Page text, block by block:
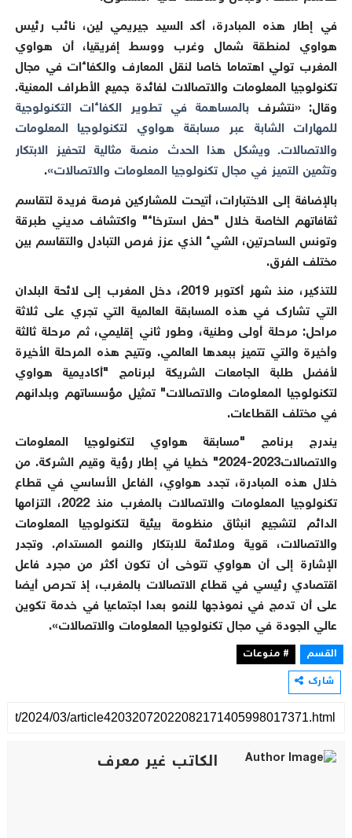
في إطار هذه المبادرة، أكد السيدجيريمي لين، نائب رئيس
هواوي لمنطقة شمال وغرب ووسط إفريقيا، أن هواوي
المغرب تولي اهتماما خاصا لنقل المعارف والكفاءات في مجال
تكنولوجيا المعلومات والاتصالات لفائدة جميع الأطراف المعنية.
وقال: «نتشرف بالمساهمة في تطوير الكفاءات التكنولوجية
للمهارات الشابة عبر مسابقة هواوي لتكنولوجيا المعلومات
والاتصالات. ويشكل هذا الحدث منصة مثالية لتحفيز الابتكار
وتثمين التميز في مجال تكنولوجيا المعلومات والاتصالات».
بالإضافة إلى الاختبارات، أتيحت للمشاركين فرصة فريدة لتقاسم
ثقافاتهم الخاصة خلال "حفل استرخاء" واكتشاف مديني طبرقة
وتونس الساحرتين، الشيء الذي عزز فرص التبادل والتقاسم بين
مختلف الفرق.
للتذكير، منذ شهر أكتوبر2019، دخل المغرب إلى لائحة البلدان
التي تشارك في هذه المسابقة العالمية التي تجري على ثلاثة
مراحل: مرحلة أولى وطنية، وطور ثاني إقليمي، ثم مرحلة ثالثة
وأخيرة والتي تتميز ببعدها العالمي. وتتيح هذه المرحلة الأخيرة
لأفضل طلبة الجامعات الشريكة لبرنامج "أكاديمية هواوي
لتكنولوجيا المعلومات والاتصالات" تمثيل مؤسساتهم وبلدانهم
في مختلف القطاعات.
يندرج برنامج "مسابقة هواوي لتكنولوجيا المعلومات
والاتصالات2023
-
2024" خطيا في إطار رؤية وقيم الشركة. من
خلال هذه المبادرة، تجدد هواوي، الفاعل الأساسي في قطاع
تكنولوجيا المعلومات والاتصالات بالمغرب منذ2022، التزامها
الدائم لتشجيع انبثاق منظومة بيئية لتكنولوجيا المعلومات
والاتصالات، قوية وملائمة للابتكار والنمو المستدام. وتجدر
الإشارة إلى أن هواوي تتوخى أن تكون أكثر من مجرد فاعل
اقتصادي رئيسي في قطاع الاتصالات بالمغرب، إذ تحرص أيضا
على أن تدمج في نموذجها للنمو بعدا اجتماعيا في خدمة تكوين
عالي الجودة في مجال تكنولوجيا المعلومات والاتصالات».
القسم
# منوعات
شارك
الكاتب غير معرف